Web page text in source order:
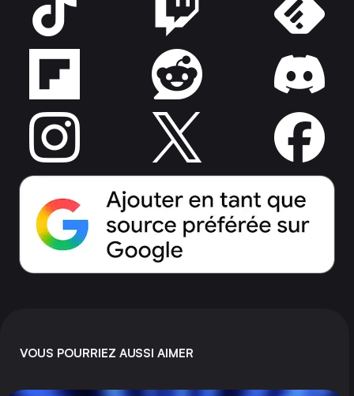
VOUS POURRIEZ AUSSI AIMER